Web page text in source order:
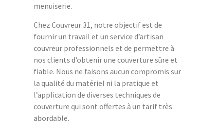
menuiserie.
Chez Couvreur 31, notre objectif est de
fournir un travail et un service d’artisan
couvreur professionnels et de permettre à
nos clients d’obtenir une couverture sûre et
fiable. Nous ne faisons aucun compromis sur
la qualité du matériel ni la pratique et
l’application de diverses techniques de
couverture qui sont offertes à un tarif très
abordable.